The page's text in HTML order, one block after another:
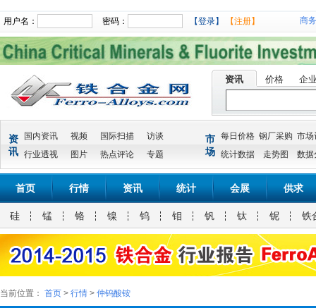
用户名： 密码： 【登录】 【注册】 商
资讯 价格 企
资
讯
国内资讯 视频 国际扫描
访谈
行业透视
图片 热点评论 专题
市
场
每日价格 钢厂采购 市场
统计数据
走势图 数据
首页 行情 资讯 统计 会展 供求
硅 锰 铬 镍 钨 钼 钒 钛 铌 铁
当前位置： 首页 > 行情 > 仲钨酸铵